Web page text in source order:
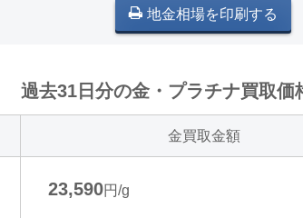
地金相場を印刷する
過去31日分の金・プラチナ買取価
金買取金額
23,590円/g